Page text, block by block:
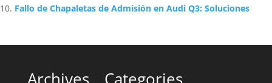
Fallo de Chapaletas de Admisión en Audi Q3: Soluciones